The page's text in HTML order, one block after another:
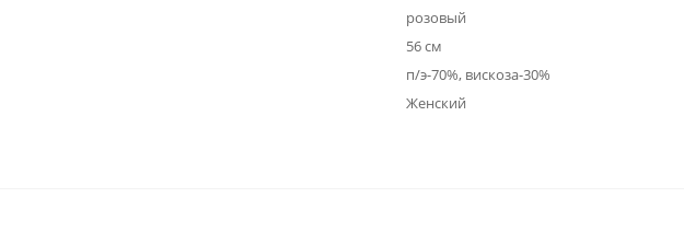
розовый
56 см
п/э-70%, вискоза-30%
Женский